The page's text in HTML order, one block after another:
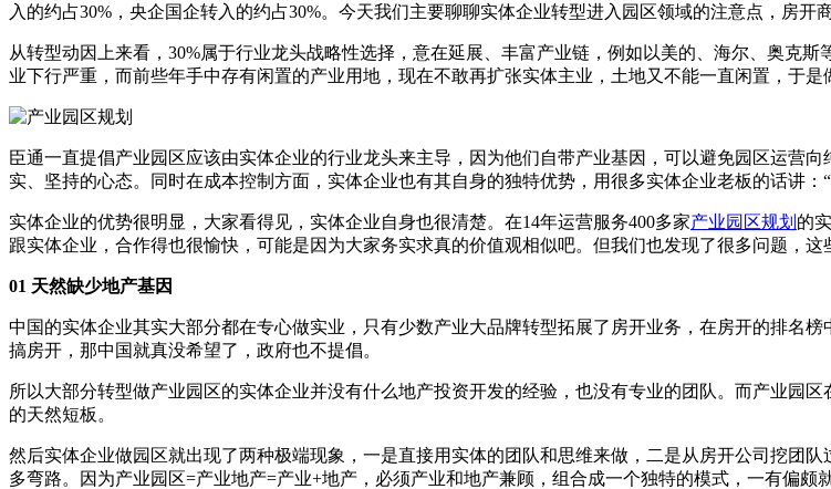
入的约占30%，央企国企转入的约占30%。今天我们主要聊聊实体企业转型进入园区领域的注意点，房开
从转型动因上来看，30%属于行业龙头战略性选择，意在延展、丰富产业链，例如以美的、海尔、奥克
业下行严重，而前些年手中存有闲置的产业用地，现在不敢再扩张实体主业，土地又不能一直闲置，于是
臣通一直提倡产业园区应该由实体企业的行业龙头来主导，因为他们自带产业基因，可以避免园区运营
实、坚持的心态。同时在成本控制方面，实体企业也有其自身的独特优势，用很多实体企业老板的话讲：“
实体企业的优势很明显，大家看得见，实体企业自身也很清楚。在14年运营服务400多家产业园区规划 的
跟实体企业，合作得也很愉快，可能是因为大家务实求真的价值观相似吧。但我们也发现了很多问题，这
01 天然缺少地产基因
中国的实体企业其实大部分都在专心做实业，只有少数产业大品牌转型拓展了房开业务，在房开的排名
搞房开，那中国就真没希望了，政府也不提倡。
所以大部分转型做产业园区的实体企业并没有什么地产投资开发的经验，也没有专业的团队。而产业园
的天然短板。
然后实体企业做园区就出现了两种极端现象，一是直接用实体的团队和思维来做，二是从房开公司挖团
多弯路。因为产业园区=产业地产=产业+地产，必须产业和地产兼顾，组合成一个独特的模式，一有偏颇